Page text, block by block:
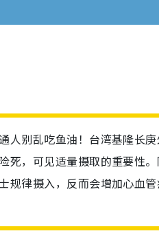
人别乱吃鱼油！台湾基隆长
死，可见适量摄取的重要性
规律摄入，反而会增加心血